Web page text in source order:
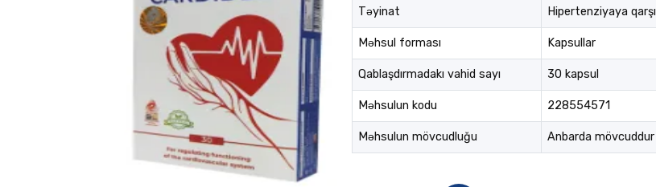
Təyinat Hipertenziyaya qarşı
Məhsul forması Kapsullar
Qablaşdırmadakı vahid sayı 30 kapsul
Məhsulun kodu 228554571
Məhsulun mövcudluğu Anbarda mövcuddur